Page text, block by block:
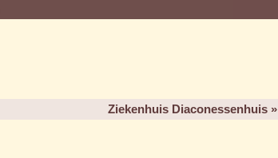
Ziekenhuis Diaconessenhuis »